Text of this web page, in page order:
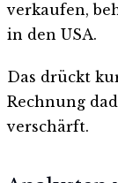
verkaufen,
in den USA.
Das drückt
Rechnung
verschärft.